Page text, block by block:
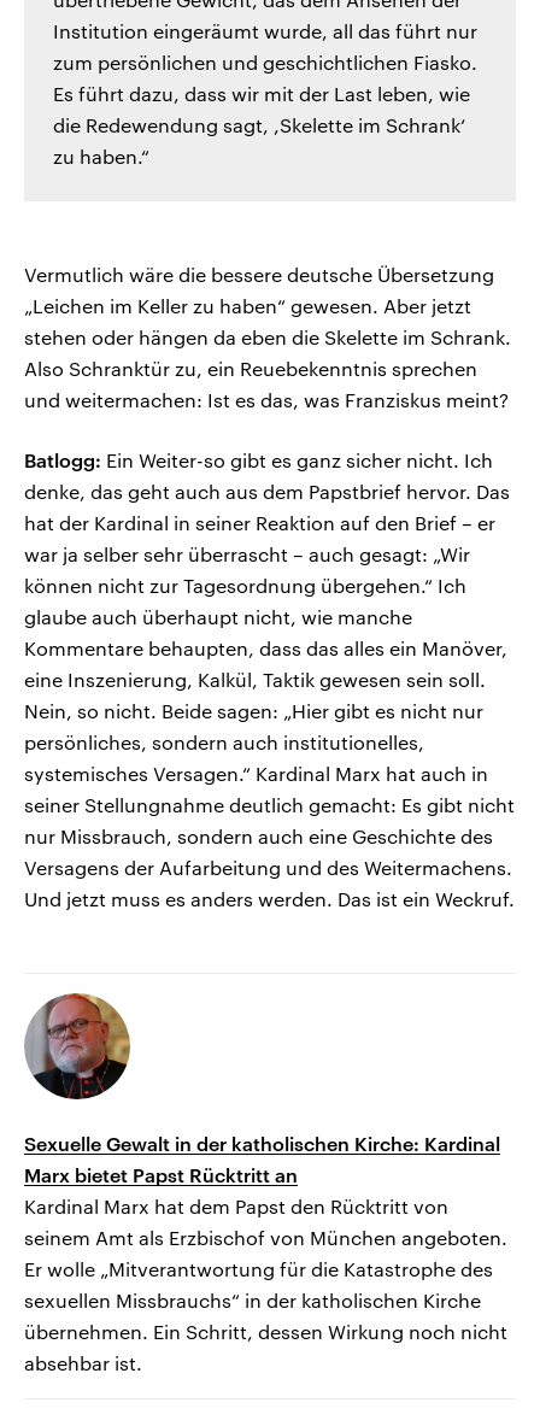
Institution eingeräumt wurde, all das führt nur
zum persönlichen und geschichtlichen Fiasko.
Es führt dazu, dass wir mit der Last leben, wie
die Redewendung sagt, ,Skelette im Schrank‘
zu haben.“
Vermutlich wäre die bessere deutsche Übersetzung
„Leichen im Keller zu haben“ gewesen. Aber jetzt
stehen oder hängen da eben die Skelette im Schrank.
Also Schranktür zu, ein Reuebekenntnis sprechen
und weitermachen: Ist es das, was Franziskus meint?
Batlogg: Ein Weiter-so gibt es ganz sicher nicht. Ich
denke, das geht auch aus dem Papstbrief hervor. Das
hat der Kardinal in seiner Reaktion auf den Brief – er
war ja selber sehr überrascht – auch gesagt: „Wir
können nicht zur Tagesordnung übergehen.“ Ich
glaube auch überhaupt nicht, wie manche
Kommentare behaupten, dass das alles ein Manöver,
eine Inszenierung, Kalkül, Taktik gewesen sein soll.
Nein, so nicht. Beide sagen: „Hier gibt es nicht nur
persönliches, sondern auch institutionelles,
systemisches Versagen.“ Kardinal Marx hat auch in
seiner Stellungnahme deutlich gemacht: Es gibt nicht
nur Missbrauch, sondern auch eine Geschichte des
Versagens der Aufarbeitung und des Weitermachens.
Und jetzt muss es anders werden. Das ist ein Weckruf.
Sexuelle Gewalt in der katholischen Kirche: Kardinal
Marx bietet Papst Rücktritt an
Kardinal Marx hat dem Papst den Rücktritt von
seinem Amt als Erzbischof von München angeboten.
Er wolle „Mitverantwortung für die Katastrophe des
sexuellen Missbrauchs“ in der katholischen Kirche
übernehmen. Ein Schritt, dessen Wirkung noch nicht
absehbar ist.